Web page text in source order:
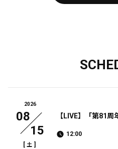
2026
08
15
[土 ]
【LIVE】「第81周
12:00